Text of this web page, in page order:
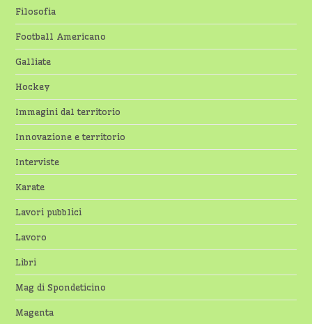
Filosofia
Football Americano
Galliate
Hockey
Immagini dal territorio
Innovazione e territorio
Interviste
Karate
Lavori pubblici
Lavoro
Libri
Mag di Spondeticino
Magenta